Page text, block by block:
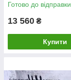
Готово до відправки
13 560 ₴
Купити